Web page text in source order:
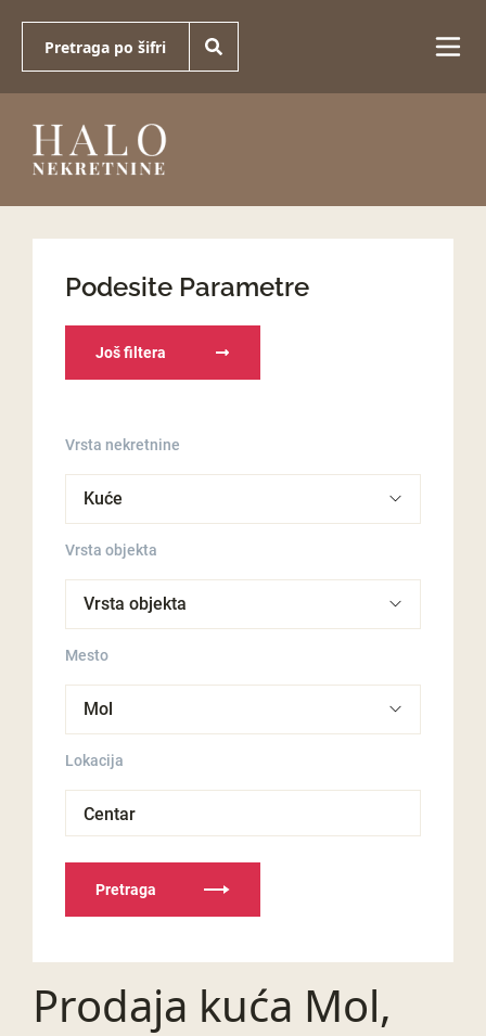
Podesite Parametre
Još filtera
Vrsta nekretnine
Vrsta objekta
Mesto
Lokacija
Centar
Pretraga
Prodaja kuća Mol,